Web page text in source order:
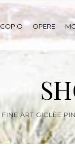
OPERE
FINE ART GICLÈE